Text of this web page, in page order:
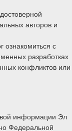
авторов и
ознакомиться с
разработках
конфликтов или
информации Эл
Федеральной